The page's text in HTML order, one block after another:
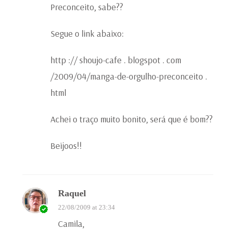
Preconceito, sabe??
Segue o link abaixo:
http :// shoujo-cafe . blogspot . com
/2009/04/manga-de-orgulho-preconceito .
html
Achei o traço muito bonito, será que é bom??
Beijoos!!
Raquel
22/08/2009 at 23:34
Camila,